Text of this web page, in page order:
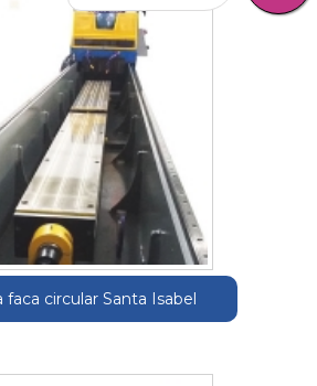
faca circular Santa Isabel